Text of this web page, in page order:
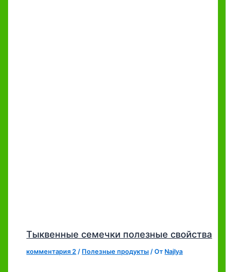
Тыквенные семечки полезные свойства
комментария 2 / Полезные продукты / От Najlya